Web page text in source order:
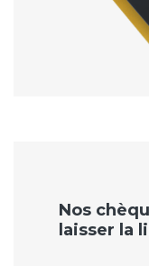
Nos
laisser la